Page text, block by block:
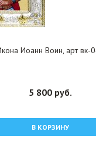
Иоанн Воин, арт вк-
5 800 руб.
В КОРЗИНУ